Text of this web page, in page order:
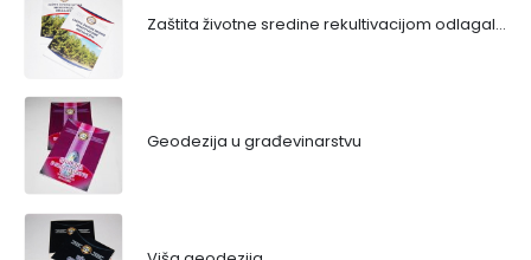
Zaštita životne sredine rekultivacijom odlagališta
Geodezija u građevinarstvu